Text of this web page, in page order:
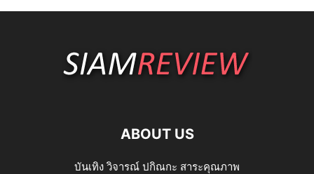
ABOUT US
บันเทิง วิจารณ์ ปกิณกะ สาระคุณภาพ